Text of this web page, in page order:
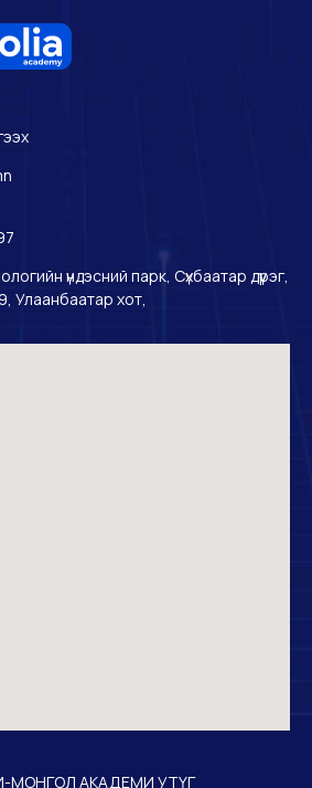
үндэсний парк, Сүхбаатар дүүрэг,
Улаанбаатар хот,
МОНГОЛ АКАДЕМИ УТҮГ